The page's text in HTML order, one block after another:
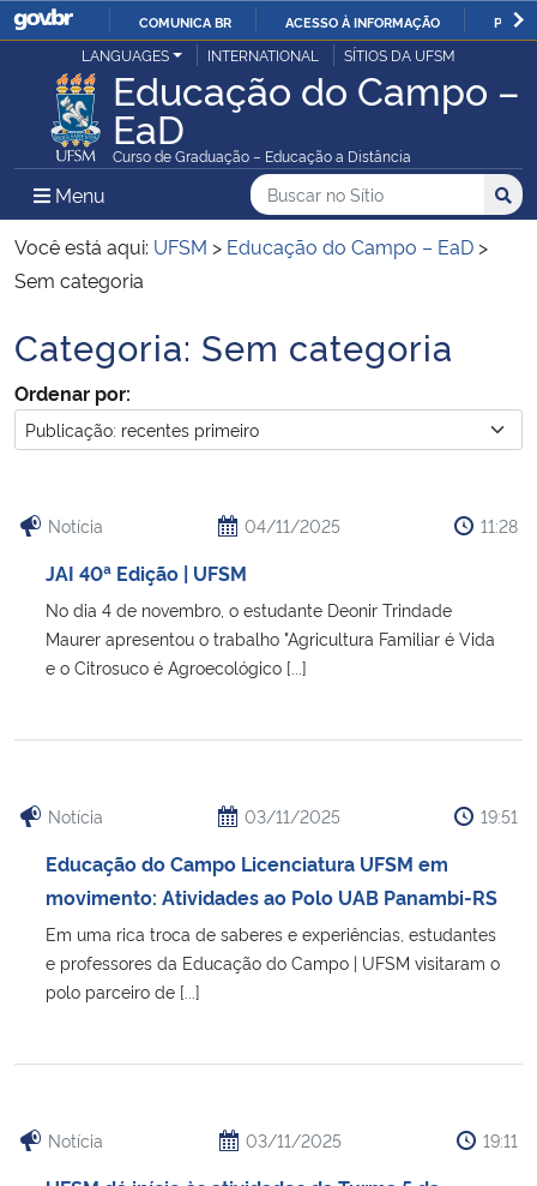
IR
PARA
CONTEÚDO
COMUNICA BR ACESSO À INFORMAÇÃO
Ministério da Justiça e Segurança Pública
Ministério da Defesa
Ministério das Relações Exteriores
Ministério da Infraestrutura
Ministério da Agricultura, Pecuária e Abastecimento
Ministério da Saúde
Ministério de Minas e Energia
Ministério do Meio Ambiente
Ministério do Turismo
Ministério do Desenvolvimento Regional
Controladoria-Geral da União
Ministério da Mulher, da Família e dos Direitos Humanos
Secretaria-Geral
LANGUAGES INTERNATIONAL SÍTIOS DA UFSM
Educação do Campo –
EaD
Curso de Graduação – Educação a Distância
Menu Menu Principal do Sítio
Busca
Buscar no no Sítio
Busca:
Você está aqui: UFSM > Educação do Campo – EaD >
Sem categoria
Início do conteúdo
Categoria: Sem categoria
Ordenar por:
Notícia 04/11/2025 11:28
JAI 40ª Edição | UFSM
No dia 4 de novembro, o estudante Deonir Trindade
Maurer apresentou o trabalho "Agricultura Familiar é Vida
e o Citrosuco é Agroecológico [...]
Notícia 03/11/2025 19:51
Educação do Campo Licenciatura UFSM em
movimento: Atividades ao Polo UAB Panambi-RS
Em uma rica troca de saberes e experiências, estudantes
e professores da Educação do Campo | UFSM visitaram o
polo parceiro de [...]
Notícia 03/11/2025 19:11